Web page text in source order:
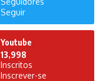
Seguir
Youtube
13,998
Inscritos
Inscrever-se